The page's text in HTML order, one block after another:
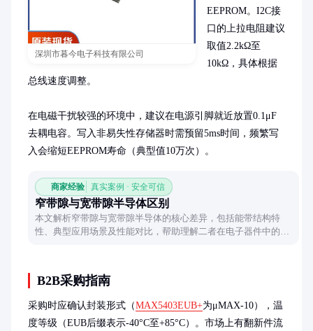
深圳市暮今电子科技有限公司
EEPROM。I2C接
口的上拉电阻建议
取值2.2kΩ至
10kΩ，具体根据
总线速度调整。
在电磁干扰较强的环境中，建议在电源引脚就近放置0.1μF
去耦电容。写入非易失性存储器时需预留5ms时间，频繁写
入会缩短EEPROM寿命（典型值10万次）。
商家经验 真实案例 · 安全可信
窄带隙与宽带隙半导体区别
本文解析窄带隙与宽带隙半导体的核心差异，包括能带结构特
性、典型应用场景及性能对比，帮助理解二者在电子器件中的选
B2B采购指南
采购时应确认封装形式（MAX5403EUB+为μMAX-10），温
度等级（EUB后缀表示-40°C至+85°C）。市场上有翻新件流